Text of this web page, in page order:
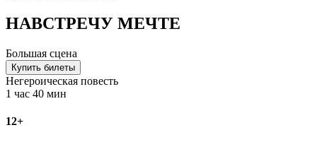
НАВСТРЕЧУ МЕЧТЕ
Большая сцена
Купить билеты
Негероическая повесть
1 час 40 мин
12+